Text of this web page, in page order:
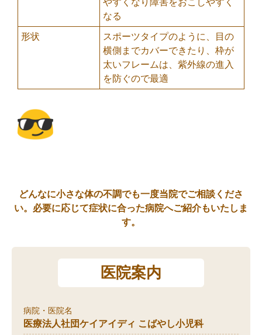
なる
形状
スポーツタイプのように、目の
横側までカバーできたり、枠が
太いフレームは、紫外線の進入
を防ぐので最適
どんなに小さな体の不調でも一度当院でご相談くださ
い。必要に応じて症状に合った病院へご紹介もいたしま
す。
医院案内
病院・医院名
医療法人社団ケイアイディ こばやし小児科